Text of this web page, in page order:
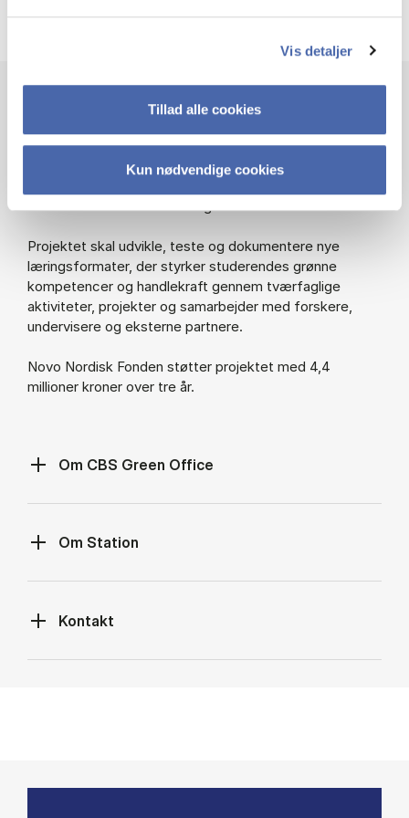
Vis detaljer
Tillad alle cookies
Kun nødvendige cookies
Fakta om RELATE
RELATE står for Responsible Learning for the Green
mellem CBS Green Office og Station.
Projektet skal udvikle, teste og dokumentere nye
læringsformater, der styrker studerendes grønne
kompetencer og handlekraft gennem tværfaglige
aktiviteter, projekter og samarbejder med forskere,
undervisere og eksterne partnere.
Novo Nordisk Fonden støtter projektet med 4,4
millioner kroner over tre år.
Om CBS Green Office
Om Station
Kontakt